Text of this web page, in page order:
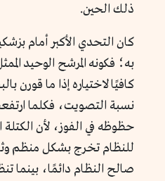
ذلك الحين.
كان التحدي الأكبر أمام
به؛ فكونه المرشح الوحيد
كافيًا لاختياره إذا ما قورن
نسبة التصويت، فكلما
حظوظه في الفوز، لأن الكتلة
للنظام تخرج بشكل منظم
صالح النظام دائمًا، بينما